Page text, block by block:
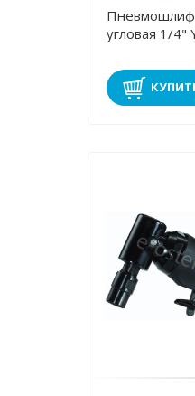
угловая 1/4"